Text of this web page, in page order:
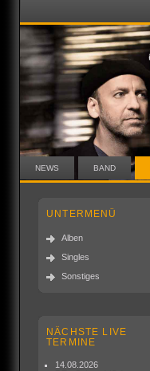
NEWS BAND
UNTERMENÜ
Alben
Singles
Sonstiges
NÄCHSTE LIVE
TERMINE
14.08.2026